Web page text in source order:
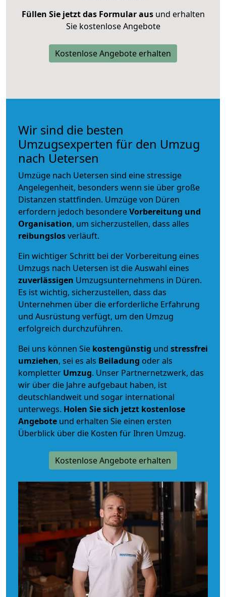
Füllen Sie jetzt das Formular ausund erhalten
Sie kostenlose Angebote
Kostenlose Angebote erhalten
Wir sind die besten
Umzugsexperten für den Umzug
nach Uetersen
Umzüge nach Uetersen sind eine stressige
Angelegenheit, besonders wenn sie über große
Distanzen stattfinden. Umzüge von Düren
erfordern jedoch besondereVorbereitung und
Organisation, um sicherzustellen, dass alles
reibungslosverläuft.
Ein wichtiger Schritt bei der Vorbereitung eines
Umzugs nach Uetersen ist die Auswahl eines
zuverlässigen Umzugsunternehmens in Düren.
Es ist wichtig, sicherzustellen, dass das
Unternehmen über die erforderliche Erfahrung
und Ausrüstung verfügt, um den Umzug
erfolgreich durchzuführen.
Bei uns können Sie kostengünstig und stressfrei
umziehen, sei es als Beiladung oder als
kompletter Umzug. Unser Partnernetzwerk, das
wir über die Jahre aufgebaut haben, ist
deutschlandweit und sogar international
unterwegs. Holen Sie sich jetzt kostenlose
Angebote und erhalten Sie einen ersten
Überblick über die Kosten für Ihren Umzug.
Kostenlose Angebote erhalten